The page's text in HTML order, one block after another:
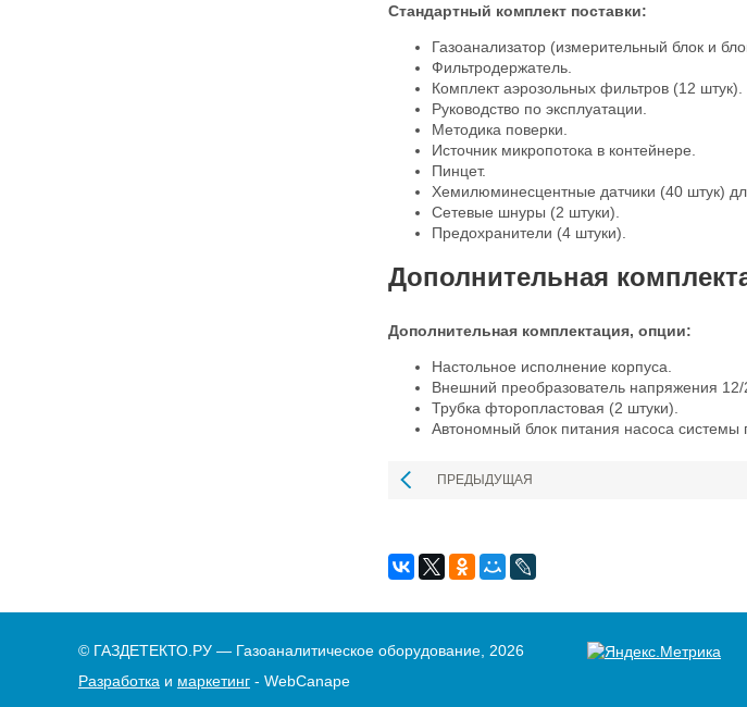
Стандартный комплект поставки:
Газоанализатор (измерительный блок и
Фильтродержатель.
Комплект аэрозольных фильтров (12 штук).
Руководство по эксплуатации.
Методика поверки.
Источник микропотока в контейнере.
Пинцет.
Хемилюминесцентные датчики (40 штук)
Сетевые шнуры (2 штуки).
Предохранители (4 штуки).
Дополнительная
Дополнительная комплектация, опции:
Настольное исполнение корпуса.
Внешний преобразователь напряжения
Трубка фторопластовая (2 штуки).
Автономный блок питания насоса системы
ПРЕДЫДУЩАЯ
© ГАЗДЕТЕКТО.РУ — Газоаналитическое оборудование, 2026
Разработка и маркетинг - WebCanape